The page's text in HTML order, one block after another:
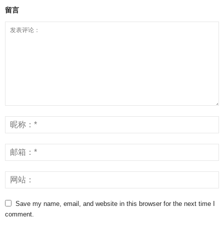
留言
Save my name, email, and website in this browser for the next time I
comment.